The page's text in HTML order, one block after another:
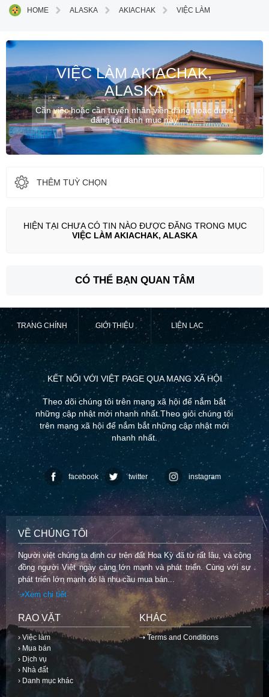
HOME ALASKA AKIACHAK VIỆC LÀM
VIỆC LÀM AKIACHAK,
ALASKA
Cần việc hoặc cần tuyển nhân viên đăng hoặc được
đăng tại danh mục này
THÊM TUỲ CHỌN
HIỆN TẠI CHƯA CÓ TIN NÀO ĐƯỢC ĐĂNG TRONG MỤC
VIỆC LÀM AKIACHAK, ALASKA
CÓ THỂ BẠN QUAN TÂM
TRANG CHÍNH GIỚI THIỆU LIÊN LẠC
KẾT NỐI VỚI VIỆT PAGE QUA MẠNG XÃ HỘI
Theo dõi chúng tôi trên mạng xã hội để nắm bắt
những cập nhật mới nhanh nhất.Theo giỏi chúng tôi
trên mạng xã hội để nắm bắt những cập nhật mới
nhanh nhất.
facebook twitter instagram
VỀ CHÚNG TÔI
Người việt chúng ta định cư trên đất Hoa Kỳ đã từ rất lâu, và cộng
đồng người Việt ngày càng lớn mạnh và phát triển. Cùng với sự
phát triển lớn mạnh đó là nhu cầu mua bán...
⇢Xem chi tiết
RAO VẶT
› Việc làm
› Mua bán
› Dịch vụ
› Nhà đất
› Danh mục khác
KHÁC
⇢ Terms and Conditions